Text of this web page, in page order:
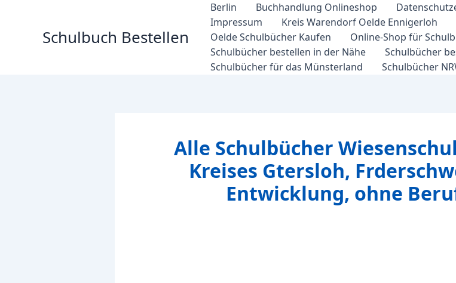
Schulbuch Bestellen
Berlin Buchhandlung Onlineshop
Impressum
Kreis Warendorf Oelde Ennigerloh
Oelde Schulbücher Kaufen
Online-Shop für
Schulbücher bestellen in der Nähe
Schulbücher
Schulbücher für das Münsterland
Schulbücher
Alle Schulbücher
Kreises Gtersloh,
Entwicklung, ohne